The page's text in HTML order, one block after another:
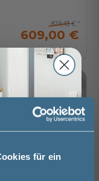
für ein
829,43 €
609,00 €
ca. 2 - 3 Wochen